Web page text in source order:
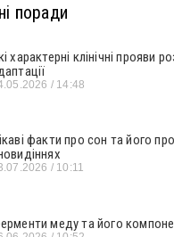
поради
характерні клінічні прояви
14:48
факти про сон та його
10:11
меду та його